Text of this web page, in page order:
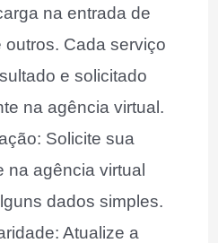
na entrada de
outros. Cada serviço
e solicitado
na agência virtual.
Solicite sua
na agência virtual
dados simples.
Atualize a